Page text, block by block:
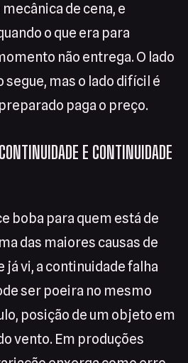
de cena, e
o que era para
não entrega. O lado
segue, mas o lado difícil é
paga o preço.
E CONTINUIDADE
boba para quem está de
das maiores causas de
já vi, a continuidade falha
ser poeira no mesmo
posição de um objeto em
vento. Em produções